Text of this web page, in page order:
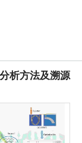
析方法及溯源